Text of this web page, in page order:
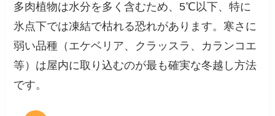
多肉植物は水分を多く含むため、5℃以下、特に
氷点下では凍結で枯れる恐れがあります。寒さに
弱い品種（エケベリア、クラッスラ、カランコエ
等）は屋内に取り込むのが最も確実な冬越し方法
です。